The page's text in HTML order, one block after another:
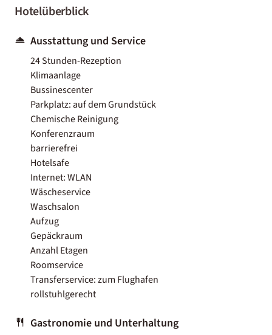
Hotelüberblick
Ausstattung und Service
24 Stunden-Rezeption
Klimaanlage
Bussinescenter
Parkplatz: auf dem Grundstück
Chemische Reinigung
Konferenzraum
barrierefrei
Hotelsafe
Internet: WLAN
Wäscheservice
Waschsalon
Aufzug
Gepäckraum
Anzahl Etagen
Roomservice
Transferservice: zum Flughafen
rollstuhlgerecht
Gastronomie und Unterhaltung